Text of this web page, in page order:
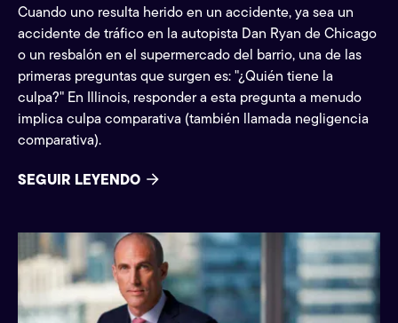
Cuando uno resulta herido en un accidente, ya sea un
accidente de tráfico en la autopista Dan Ryan de Chicago
o un resbalón en el supermercado del barrio, una de las
primeras preguntas que surgen es: "¿Quién tiene la
culpa?" En Illinois, responder a esta pregunta a menudo
implica culpa comparativa (también llamada negligencia
comparativa).
SEGUIR LEYENDO
Pulse